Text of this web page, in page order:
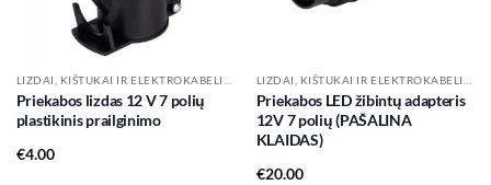
LIZDAI, KIŠTUKAI IR ELEKTROKABELIAI
Priekabos lizdas 12 V 7 polių
plastikinis prailginimo
€4.00
LIZDAI, KIŠTUKAI IR ELEKTROKABELIAI
Priekabos LED žibintų adapteris
12V 7 polių (PAŠALINA
KLAIDAS)
€20.00